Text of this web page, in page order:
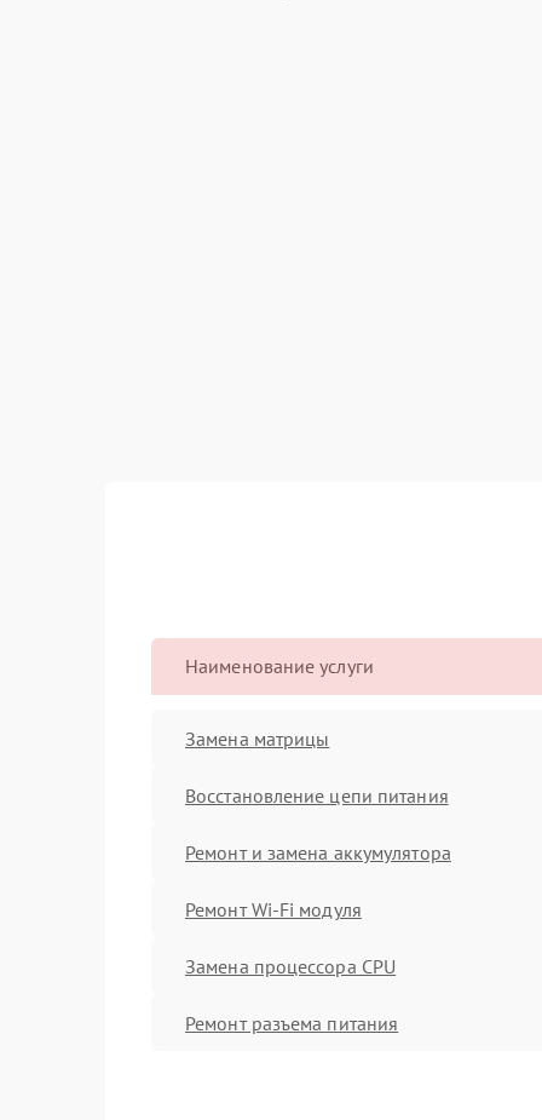
Наименование услуги
Замена матрицы
Восстановление цепи питания
Ремонт и замена аккумулятора
Ремонт Wi-Fi модуля
Замена процессора CPU
Ремонт разъема питания